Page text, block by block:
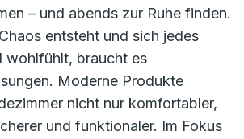
– und abends zur Ruhe finden.
entsteht und sich jedes
wohlfühlt, braucht es
Moderne Produkte
nicht nur komfortabler,
und funktionaler. Im Fokus